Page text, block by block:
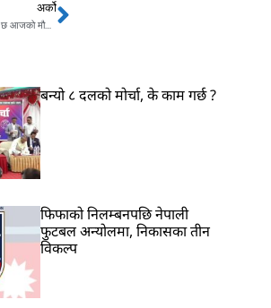
अर्को
कस्तो छ आजको मौसम ? कहाँ कहाँ वर्षा र हिमपातको सम्भावना ? Next
बन्यो ८ दलको मोर्चा, के काम गर्छ ?
फिफाको निलम्बनपछि नेपाली
फुटबल अन्योलमा, निकासका तीन
विकल्प